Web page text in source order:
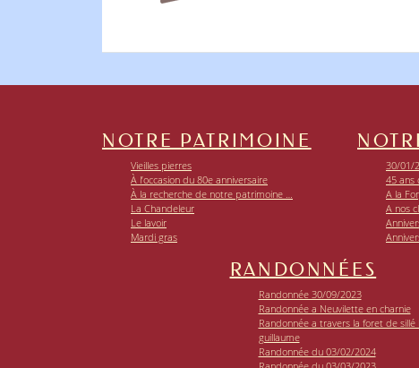
NOTRE PATRIMOINE
Vieilles pierres
À l’occasion du 80e anniversaire
À la recherche de notre patrimoine …
La Chandeleur
Le lavoir
Mardi gras
30/01/
45 ans
A la
A nos
RANDONNÉES
Randonnée 30/09/2023
Randonnée a Neuvilette en charnie
Randonnée a travers la foret de sillé
guillaume
Randonnée du 03/02/2024